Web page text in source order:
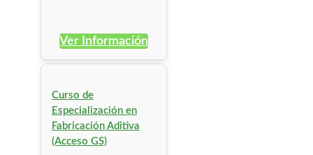
Ver Información
Curso de
Especialización en
Fabricación Aditiva
(Acceso GS)